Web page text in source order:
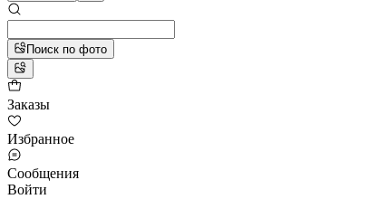
Поиск по фото
Заказы
Избранное
Сообщения
Войти